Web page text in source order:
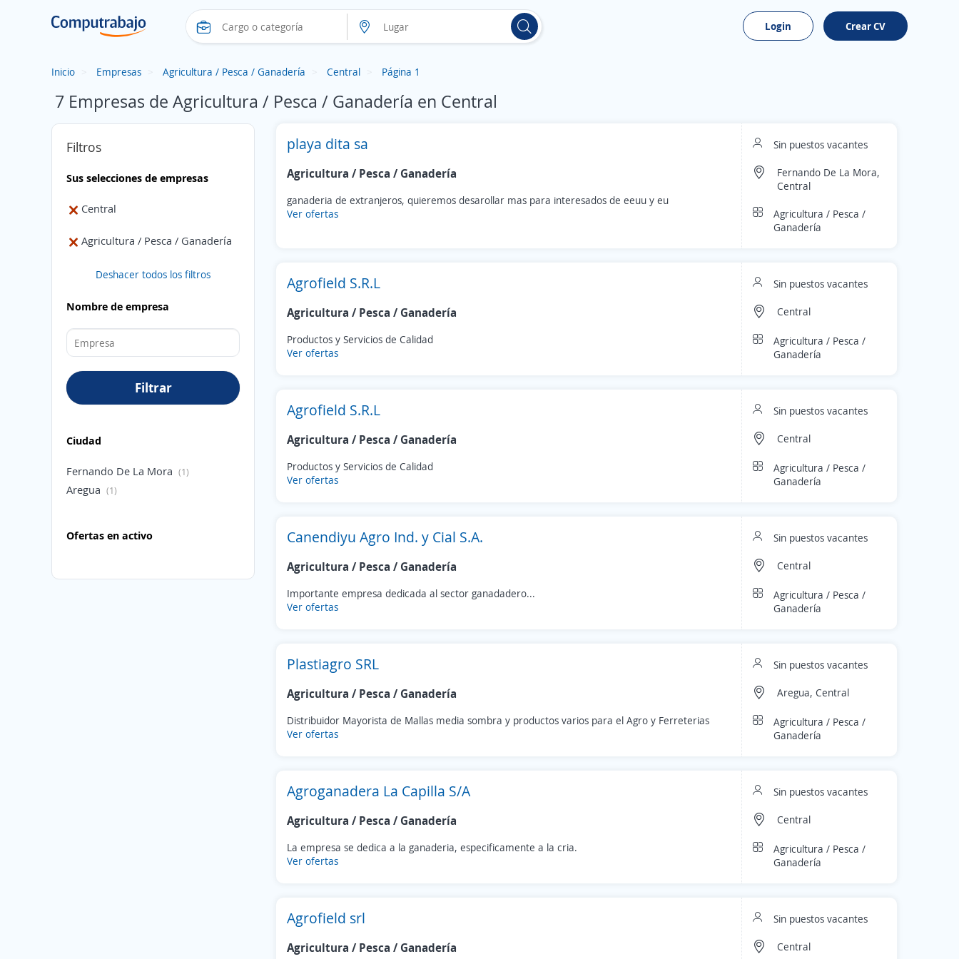
Login Crear CV
Inicio Empresas Agricultura / Pesca / Ganadería Central Página 1
7 Empresas de Agricultura / Pesca / Ganadería en Central
Filtros
Sus selecciones de empresas
Central
Agricultura / Pesca / Ganadería
Deshacer todos los filtros
Nombre de empresa
Filtrar
Ciudad
Fernando De La Mora (1)
Aregua (1)
Ofertas en activo
playa dita sa
Agricultura / Pesca / Ganadería
ganaderia de extranjeros, quieremos desarollar mas para interesados de eeuu y eu
Ver ofertas
Sin puestos vacantes
Fernando De La Mora,
Central
Agricultura / Pesca /
Ganadería
Agrofield S.R.L
Agricultura / Pesca / Ganadería
Productos y Servicios de Calidad
Ver ofertas
Sin puestos vacantes
Central
Agricultura / Pesca /
Ganadería
Agrofield S.R.L
Agricultura / Pesca / Ganadería
Productos y Servicios de Calidad
Ver ofertas
Sin puestos vacantes
Central
Agricultura / Pesca /
Ganadería
Canendiyu Agro Ind. y Cial S.A.
Agricultura / Pesca / Ganadería
Importante empresa dedicada al sector ganadadero...
Ver ofertas
Sin puestos vacantes
Central
Agricultura / Pesca /
Ganadería
Plastiagro SRL
Agricultura / Pesca / Ganadería
Distribuidor Mayorista de Mallas media sombra y productos varios para el Agro y Ferreterias
Ver ofertas
Sin puestos vacantes
Aregua, Central
Agricultura / Pesca /
Ganadería
Agroganadera La Capilla S/A
Agricultura / Pesca / Ganadería
La empresa se dedica a la ganaderia, especificamente a la cria.
Ver ofertas
Sin puestos vacantes
Central
Agricultura / Pesca /
Ganadería
Agrofield srl
Agricultura / Pesca / Ganadería
Sin puestos vacantes
Central